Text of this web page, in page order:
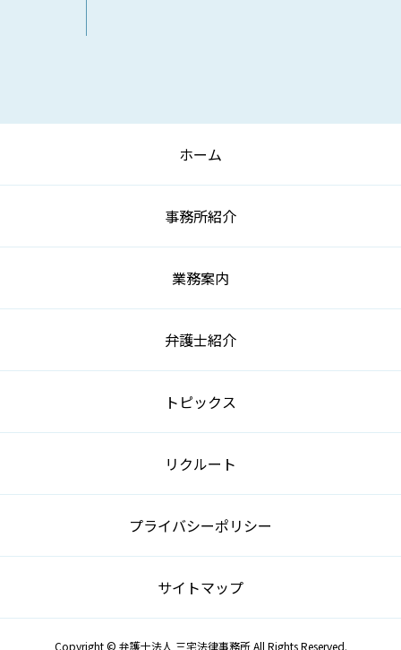
ホーム
事務所紹介
業務案内
弁護士紹介
トピックス
リクルート
プライバシーポリシー
サイトマップ
Copyright © 弁護士法人 三宅法律事務所 All Rights Reserved.